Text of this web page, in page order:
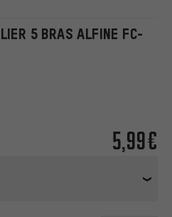
5 BRAS ALFINE FC-
5,99€